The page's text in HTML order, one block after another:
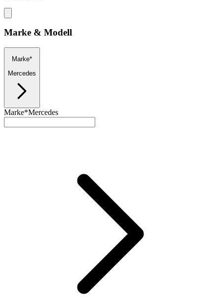
Marke & Modell
Marke*
Mercedes
Marke*Mercedes